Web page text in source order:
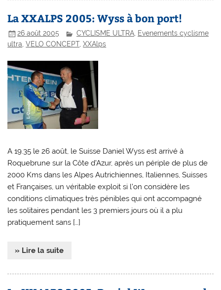
La XXALPS 2005: Wyss à bon port!
26 août 2005 CYCLISME ULTRA Evenements cyclisme
ultra ,VELO CONCEPT,XXAlps
A 19.35 le 26 août, le Suisse Daniel Wyss est arrivé à
Roquebrune sur la Côte d’Azur, après un périple de plus de
2000 Kms dans les Alpes Autrichiennes, Italiennes, Suisses
et Françaises, un véritable exploit si l’on considère les
conditions climatiques très pénibles qui ont accompagné
les solitaires pendant les 3 premiers jours où il a plu
pratiquement sans […]
» Lire la suite